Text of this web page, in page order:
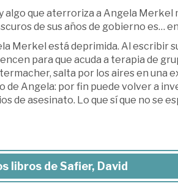
algo que aterroriza a Angela Merkel
de sus años de gobierno es…
Merkel está deprimida. Al escribir
para que acuda a terapia de
salta por los aires en una
de Angela: por fin puede volver a
de asesinato. Lo que sí que no se
libros de Safier, David